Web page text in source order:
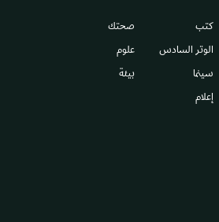
كتب
الوتر السادس​
سينما
إعلام
صحتك
علوم
بيئة